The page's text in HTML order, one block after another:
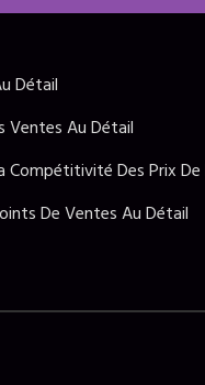
Détail
Ventes Au Détail
Compétitivité Des Prix
De Ventes Au Détail